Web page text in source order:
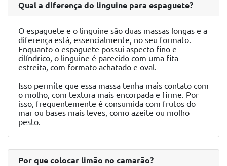
Qual a diferença do linguine para espaguete?
O espaguete e o linguine são duas massas longas e a
diferença está, essencialmente, no seu formato.
Enquanto o espaguete possui aspecto fino e
cilíndrico, o linguine é parecido com uma fita
estreita, com formato achatado e oval.
Isso permite que essa massa tenha mais contato com
o molho, com textura mais encorpada e firme. Por
isso, frequentemente é consumida com frutos do
mar ou bases mais leves, como azeite ou molho
pesto.
Por que colocar limão no camarão?